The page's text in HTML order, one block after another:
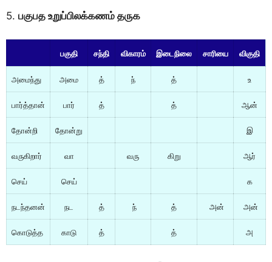
5. பகுபத உறுப்பிலக்கணம் தருக
பகுதி சந்தி விகாரம் இடைநிலை சாரியை விகுதி
அமைந்து அமை த் ந் த் உ
பார்த்தான் பார் த் த் ஆன்
தோன்றி தோன்று இ
வருகிறார் வா வரு கிறு ஆர்
செய் செய் க
நடந்தனன் நட த் ந் த் அன் அன்
கொடுத்த காடு த் த் அ